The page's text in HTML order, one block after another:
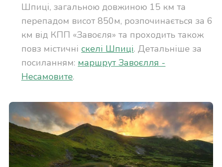
Шпиці, загальною довжиною 15 км та
перепадом висот 850м, розпочинається за 6
км від КПП «Завоєля» та проходить також
повз містичні скелі Шпиці. Детальніше за
посиланням: маршрут Завоєлля -
Несамовите.